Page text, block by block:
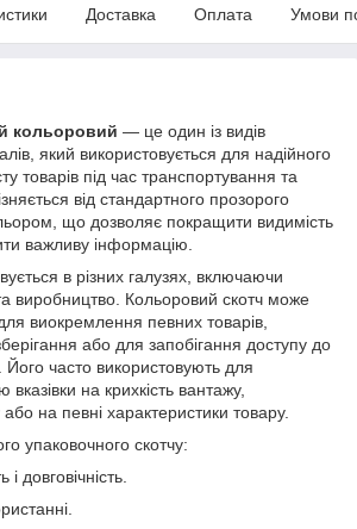
Доставка Оплата Умови
кольоровий — це один із видів
який використовується для надійного
товарів під час транспортування та
від стандартного прозорого
що дозволяє покращити видимість
важливу інформацію.
в різних галузях, включаючи
та виробництво. Кольоровий скотч може
виокремлення певних товарів,
або для запобігання доступу до
Його часто використовують для
на крихкість вантажу,
на певні характеристики товару.
упаковочного скотчу:
і довговічність.